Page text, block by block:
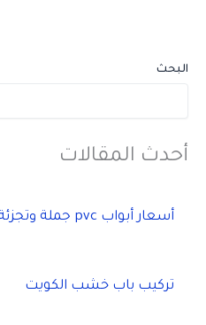
البحث
أحدث المقالات
أسعار أبواب pvc جملة وتجزئة
تركيب باب خشب الكويت